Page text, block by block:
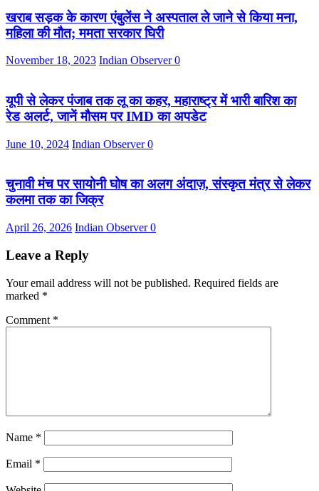
खराब सड़क के कारण एंबुलेंस ने अस्पताल ले जाने से किया मना,
महिला की मौत; ममता सरकार घिरी
November 18, 2023 Indian Observer0
यूपी से लेकर पंजाब तक लू का कहर, महाराष्ट्र में भारी बारिश का
रेड अलर्ट, जानें मौसम पर IMD का अपडेट
June 10, 2024 Indian Observer0
चुनावी मंच पर सायोनी घोष का अलग अंदाज़, संस्कृत मंत्र से लेकर
कलमा तक का जिक्र
April 26, 2026 Indian Observer0
Leave a Reply
Your email address will not be published. Required fields are
marked *
Comment *
Name *
Email *